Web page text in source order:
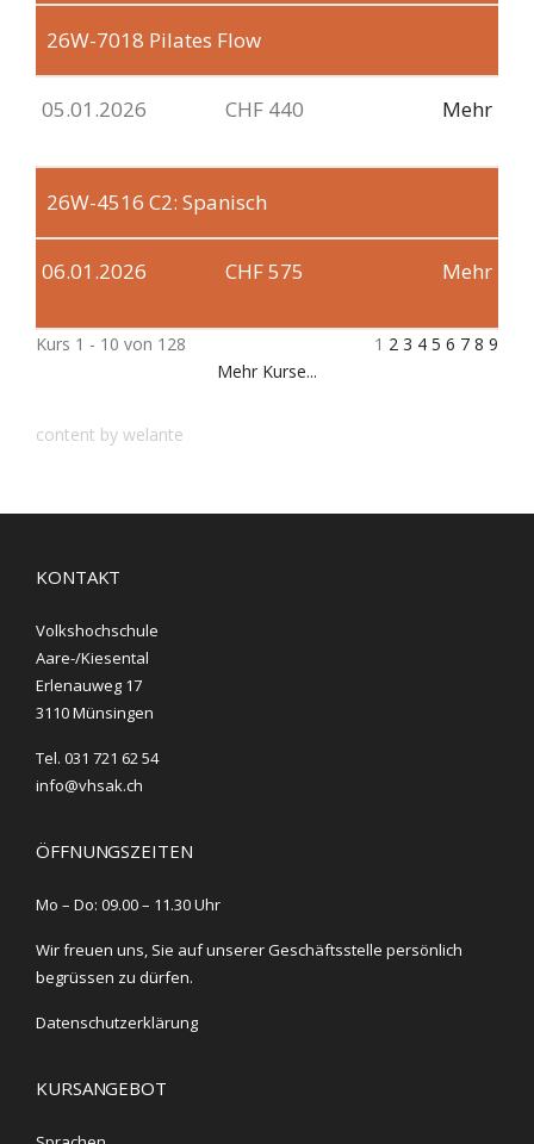
26W-7018 Pilates Flow
05.01.2026 CHF 440 Mehr
26W-4516 C2: Spanisch
06.01.2026 CHF 575 Mehr
Kurs 1 - 10 von 128 1 2 3 4 5 6 7 8 9
Mehr Kurse...
content by welante
KONTAKT
Volkshochschule
Aare-/Kiesental
Erlenauweg 17
3110 Münsingen
Tel. 031 721 62 54
info@vhsak.ch
ÖFFNUNGSZEITEN
Mo – Do: 09.00 – 11.30 Uhr
Wir freuen uns, Sie auf unserer Geschäftsstelle persönlich
begrüssen zu dürfen.
Datenschutzerklärung
KURSANGEBOT